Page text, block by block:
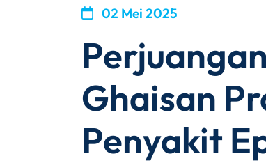
02 Mei 2025
Ghaisan
Penyakit